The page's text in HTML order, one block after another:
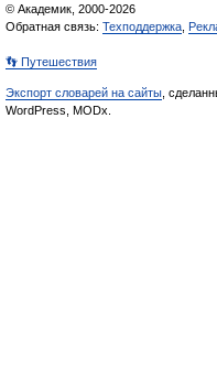
© Академик, 2000-2026
Обратная связь: Техподдержка
👣 Путешествия
Экспорт словарей на сайты ,
WordPress, MODx.